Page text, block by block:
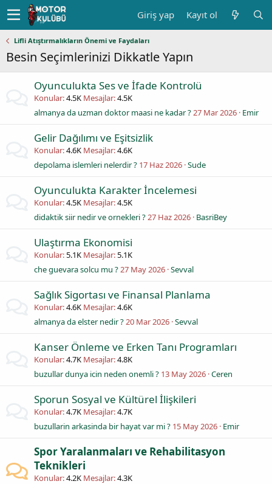
Giriş yap Kayıt ol
Lifli Atıştırmalıkların Önemi ve Faydaları
Besin Seçimlerinizi Dikkatle Yapın
Oyunculukta Ses ve İfade Kontrolü
Konular 4.5K Mesajlar 4.5K
almanya da uzman doktor maasi ne kadar ?27 Mar 2026 Emir
Gelir Dağılımı ve Eşitsizlik
Konular 4.6K Mesajlar 4.6K
depolama islemleri nelerdir ? 17 Haz 2026 Sude
Oyunculukta Karakter İncelemesi
Konular 4.5K Mesajlar 4.5K
didaktik siir nedir ve ornekleri ?27 Haz 2026 BasriBey
Ulaştırma Ekonomisi
Konular 5.1K Mesajlar 5.1K
che guevara solcu mu ?27 May 2026 Sevval
Sağlık Sigortası ve Finansal Planlama
Konular 4.6K Mesajlar 4.6K
almanya da elster nedir ?20 Mar 2026 Sevval
Kanser Önleme ve Erken Tanı Programları
Konular 4.7K Mesajlar 4.8K
buzullar dunya icin neden onemli ? 13 May 2026 Ceren
Sporun Sosyal ve Kültürel İlişkileri
Konular 4.7K Mesajlar 4.7K
buzullarin arkasinda bir hayat var mi ? 15 May 2026 Emir
Spor Yaralanmaları ve Rehabilitasyon
Teknikleri
Konular 4.2K Mesajlar 4.3K